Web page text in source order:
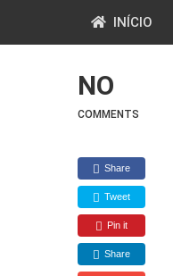
INÍCIO
NO
COMMENTS
Share
Tweet
Pin it
Share